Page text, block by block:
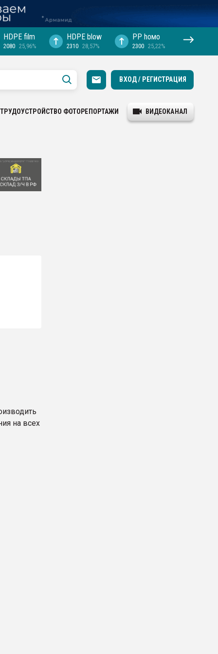
HDPE film
2080 25,96%
HDPE blow
2310 28,57%
PP hомо
2300 25,22%
ВХОД / РЕГИСТРАЦИЯ
ТРУДОУСТРОЙСТВО ФОТОРЕПОРТАЖИ ВИДЕОКАНАЛ
на всех